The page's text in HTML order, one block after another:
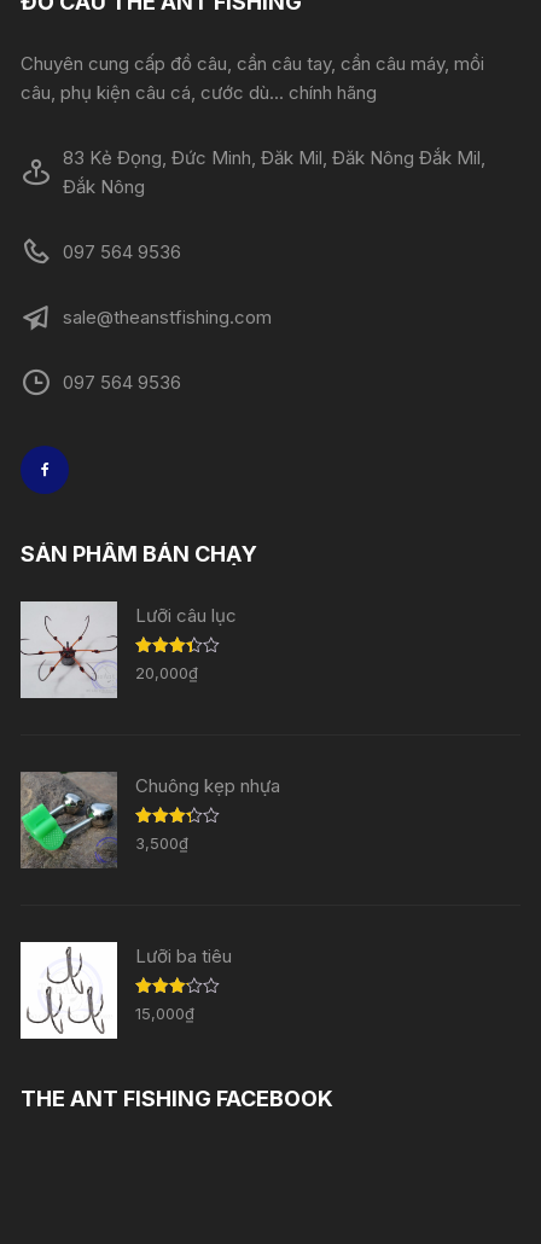
Chuyên cung cấp đồ câu, cần câu tay, cần câu máy, mồi
câu, phụ kiện câu cá, cước dù... chính hãng
83 Kẻ Đọng, Đức Minh, Đăk Mil, Đăk Nông Đắk Mil,
Đắk Nông
097 564 9536
sale@theanstfishing.com
097 564 9536
SẢN PHẨM BÁN CHẠY
Lưỡi câu lục
Được
xếp
20,000₫
Chuông kẹp nhựa
Được
xếp
3,500₫
Lưỡi ba tiêu
Được
xếp
15,000₫
THE ANT FISHING FACEBOOK